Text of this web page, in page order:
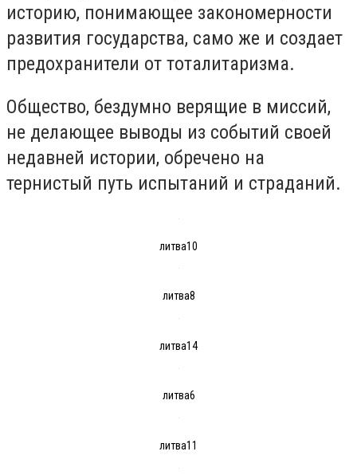
историю, понимающее закономерности
развития государства, само же и создает
предохранители от тоталитаризма.
Общество, бездумно верящие в миссий,
не делающее выводы из событий своей
недавней истории, обречено на
тернистый путь испытаний и страданий.
литва10
литва8
литва14
литва6
литва11